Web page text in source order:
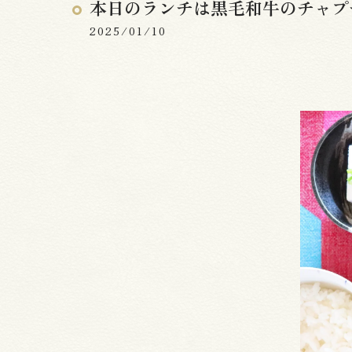
本日のランチは黒毛和牛のチャ
2025/01/10